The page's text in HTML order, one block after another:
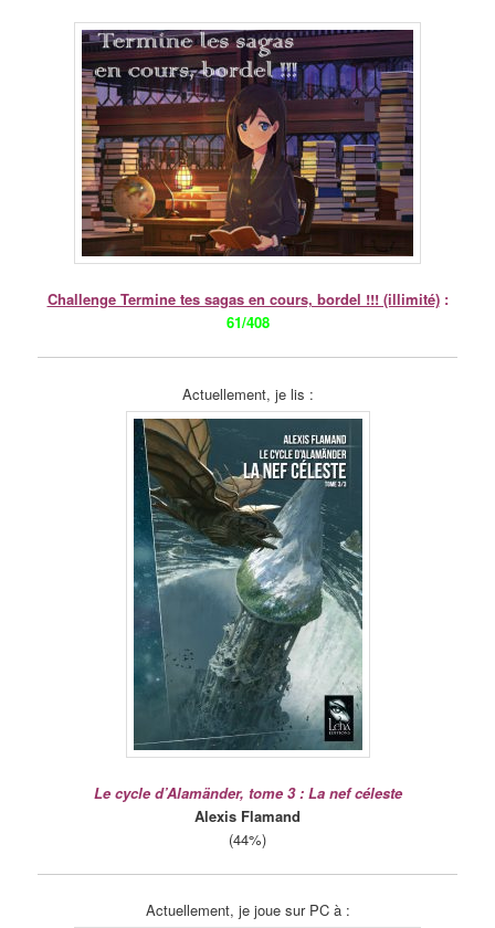
Challenge Termine tes sagas en cours, bordel !!! (illimité):
61/408
Actuellement, je lis :
Le cycle d’Alamänder, tome 3 : La nef céleste
Alexis Flamand
(44%)
Actuellement, je joue sur PC à :